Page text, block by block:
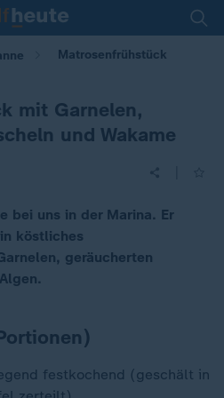
Matrosenfrühstück
mit Garnelen,
und Wakame
bei uns in der Marina. Er
köstliches
geräucherten
festkochend (geschält in